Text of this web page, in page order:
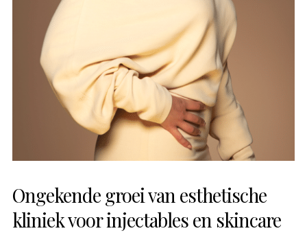
Ongekende groei van esthetische
kliniek voor injectables en skincare